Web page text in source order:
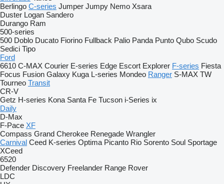
Berlingo C-series Jumper Jumpy Nemo Xsara
Duster Logan Sandero
Durango Ram
500-series
500 Doblo Ducato Fiorino Fullback Palio Panda Punto Qubo Scudo
Sedici Tipo
Ford
6610 C-MAX Courier E-series Edge Escort Explorer F-series Fiesta
Focus Fusion Galaxy Kuga L-series Mondeo Ranger S-MAX TW
Tourneo Transit
CR-V
Getz H-series Kona Santa Fe Tucson i-Series ix
Daily
D-Max
F-Pace XF
Compass Grand Cherokee Renegade Wrangler
Carnival Ceed K-series Optima Picanto Rio Sorento Soul Sportage
XCeed
6520
Defender Discovery Freelander Range Rover
LDC